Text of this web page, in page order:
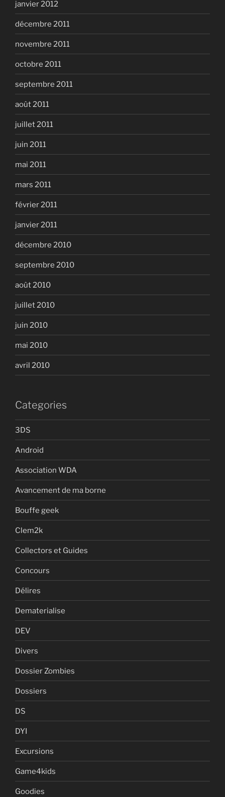
janvier 2012
décembre 2011
novembre 2011
octobre 2011
septembre 2011
août 2011
juillet 2011
juin 2011
mai 2011
mars 2011
février 2011
janvier 2011
décembre 2010
septembre 2010
août 2010
juillet 2010
juin 2010
mai 2010
avril 2010
Categories
3DS
Android
Association WDA
Avancement de ma borne
Bouffe geek
Clem2k
Collectors et Guides
Concours
Délires
Dematerialise
DEV
Divers
Dossier Zombies
Dossiers
DS
DYI
Excursions
Game4kids
Goodies